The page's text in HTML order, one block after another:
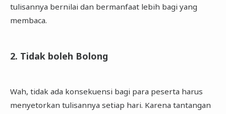
tulisannya bernilai dan bermanfaat lebih bagi yang
membaca.
2. Tidak boleh Bolong
Wah, tidak ada konsekuensi bagi para peserta harus
menyetorkan tulisannya setiap hari. Karena tantangan